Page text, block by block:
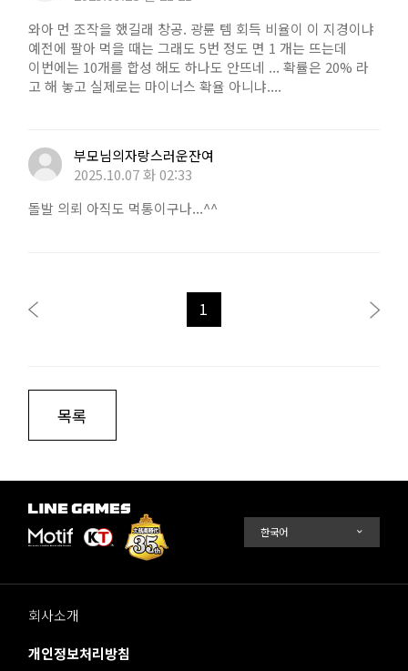
와아 먼 조작을 했길래 창공. 광륜 템 회득 비율이 이 지경이냐
예전에 팔아 먹을 때는 그래도 5번 정도 면 1 개는 뜨는데
이번에는 10개를 합성 해도 하나도 안뜨네 ... 확률은 20% 라
고 해 놓고 실제로는 마이너스 확율 아니냐....
부모님의자랑스러운잔여
2025.10.07 화 02:33
돌발 의뢰 아직도 먹통이구나...^^
1
목록
회사소개
개인정보처리방침